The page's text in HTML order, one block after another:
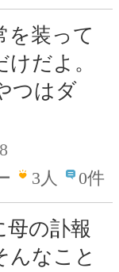
を装って
だよ。
つはダ
3人 0件
母の訃報
んなこと